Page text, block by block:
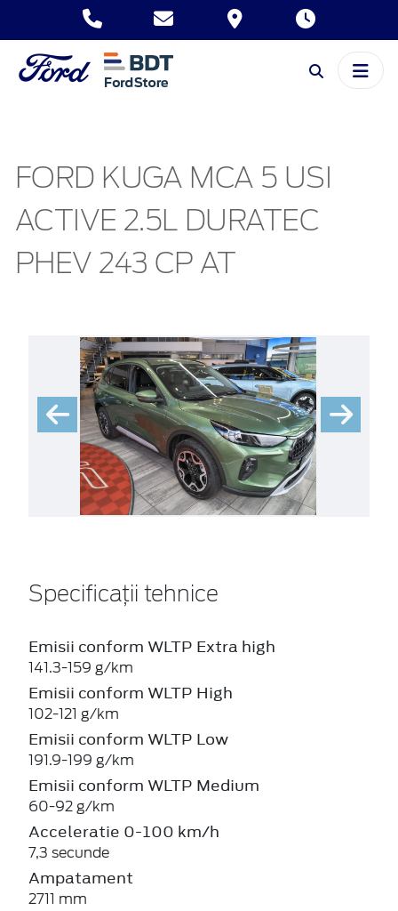
FORD KUGA MCA 5 USI
ACTIVE 2.5L DURATEC
PHEV 243 CP AT
Specificații tehnice
Emisii conform WLTP Extra high
141.3-159 g/km
Emisii conform WLTP High
102-121 g/km
Emisii conform WLTP Low
191.9-199 g/km
Emisii conform WLTP Medium
60-92 g/km
Acceleratie 0-100 km/h
7,3 secunde
Ampatament
2711 mm